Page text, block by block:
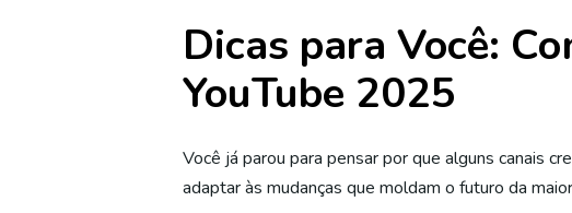
Dicas para Você:
YouTube 2025
Você já parou para pensar por que alguns canais
adaptar às mudanças que moldam o futuro da